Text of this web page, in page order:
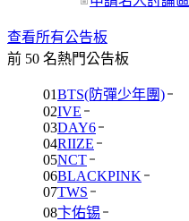
查看所有公告板
前 50 名熱門公告板
01BTS(防彈少年團)
02IVE
03DAY6
04RIIZE
05NCT
06BLACKPINK
07TWS
08卞佑锡